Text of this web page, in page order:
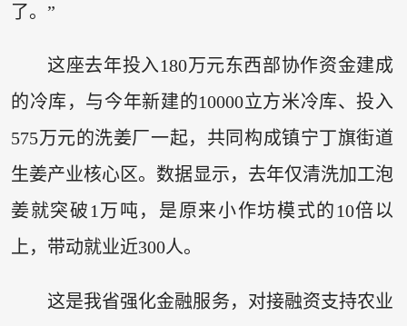
了。”
这座去年投入180万元东西部协作资金建成
的冷库，与今年新建的10000立方米冷库、投入
575万元的洗姜厂一起，共同构成镇宁丁旗街道
生姜产业核心区。数据显示，去年仅清洗加工泡
姜就突破1万吨，是原来小作坊模式的10倍以
上，带动就业近300人。
这是我省强化金融服务，对接融资支持农业